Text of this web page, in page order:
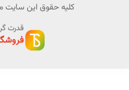
کلیه حقوق این سایت
قدرت